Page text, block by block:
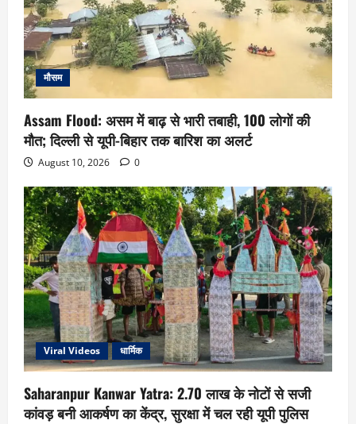
मौसम
Assam Flood: असम में बाढ़ से भारी तबाही, 100 लोगों की
मौत; दिल्ली से यूपी-बिहार तक बारिश का अलर्ट
August 10, 2026 0
Viral Videos धार्मिक
Saharanpur Kanwar Yatra: 2.70 लाख के नोटों से सजी
कांवड़ बनी आकर्षण का केंद्र, सुरक्षा में चल रही यूपी पुलिस